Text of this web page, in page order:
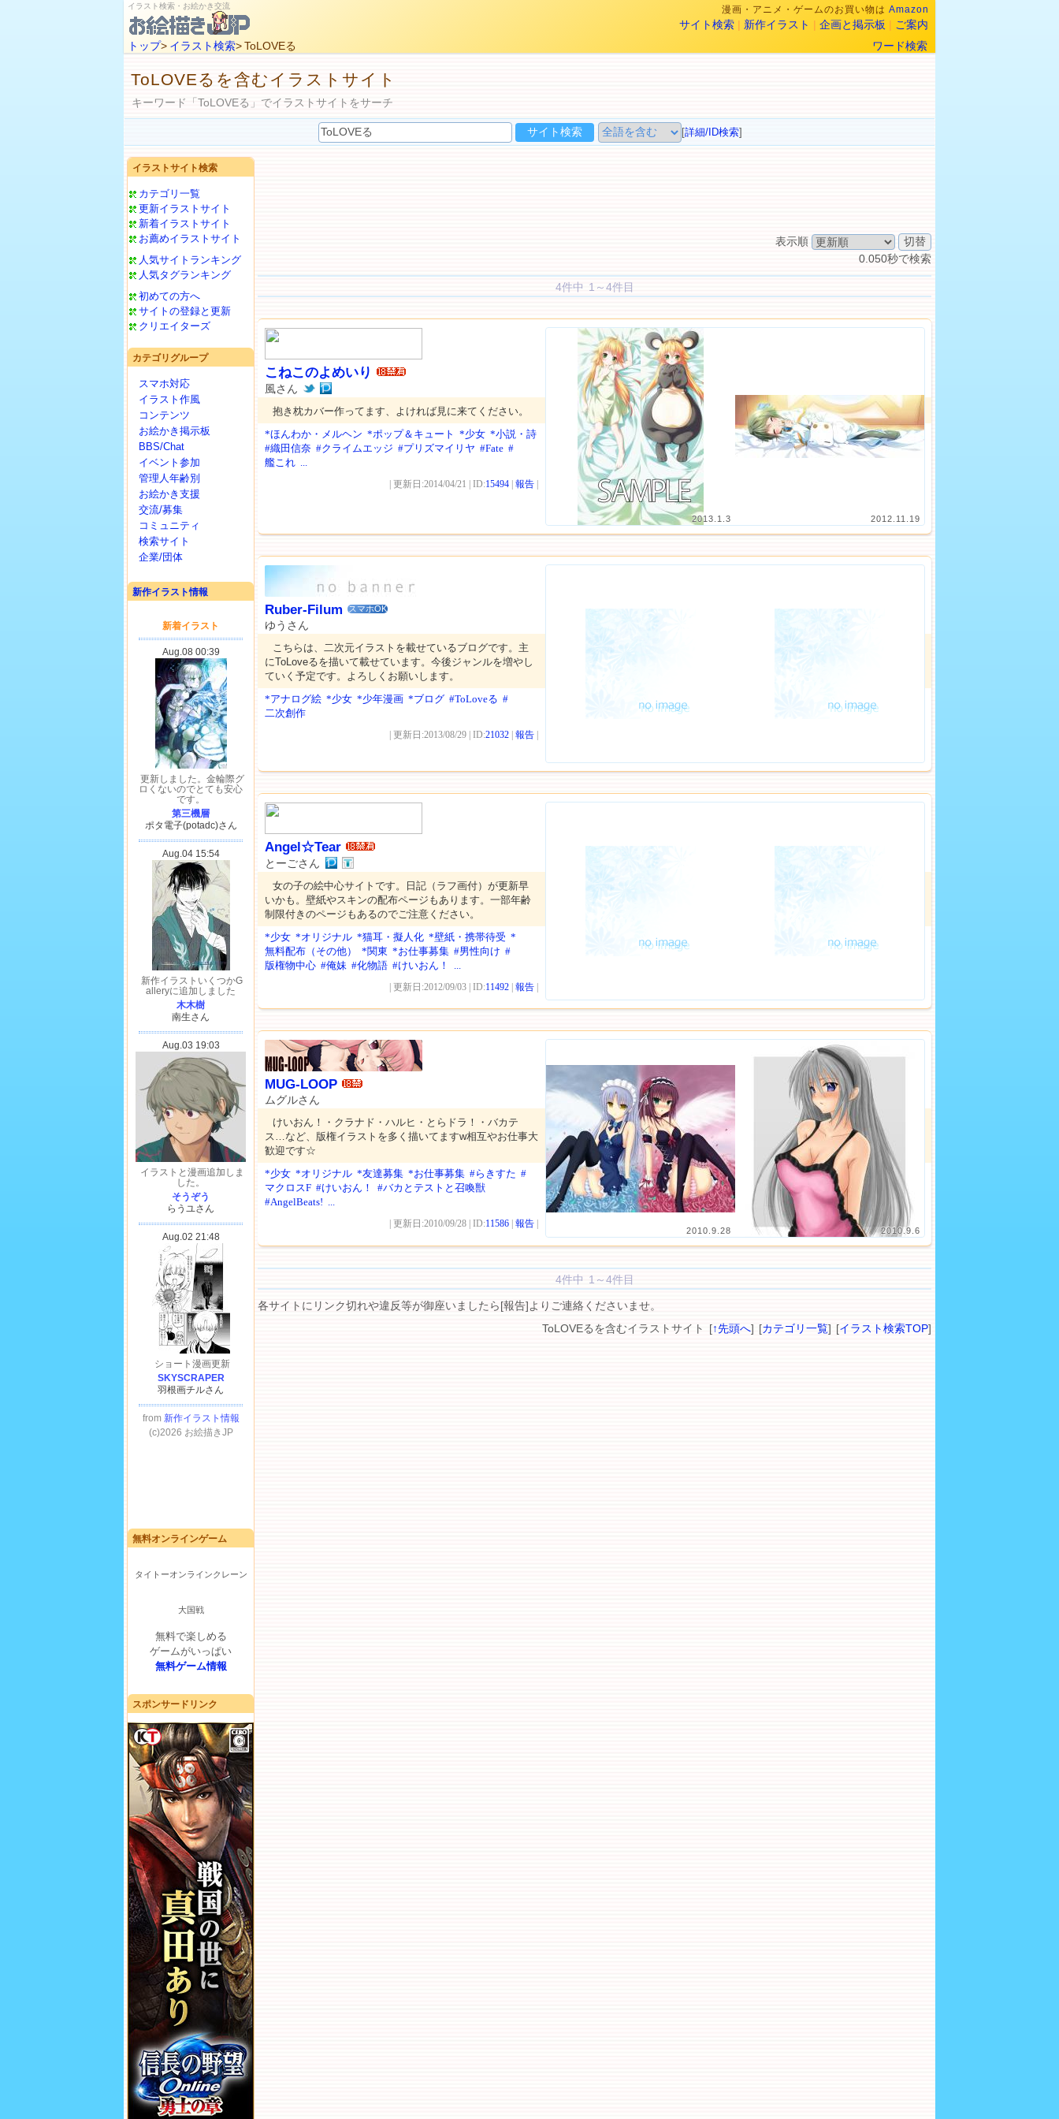
イラスト検索・お絵かき交流 漫画・アニメ・ゲームのお買い物は Amazon
サイト検索 | 新作イラスト | 企画と掲示板 | ご案内
トップ> イラスト検索> ToLOVEる ワード検索
ToLOVEるを含むイラストサイト
キーワード「ToLOVEる」でイラストサイトをサーチ
[詳細/ID検索]
イラストサイト検索
カテゴリ一覧
更新イラストサイト
新着イラストサイト
お薦めイラストサイト
人気サイトランキング
人気タグランキング
初めての方へ
サイトの登録と更新
クリエイターズ
カテゴリグループ
スマホ対応
イラスト作風
コンテンツ
お絵かき掲示板
BBS/Chat
イベント参加
管理人年齢別
お絵かき支援
交流/募集
コミュニティ
検索サイト
企業/団体
新作イラスト情報
無料オンラインゲーム
タイトーオンラインクレーン
大国戦
無料で楽しめる
ゲームがいっぱい
無料ゲーム情報
スポンサードリンク
表示順
0.050秒で検索
4件中 1～4件目
2013.1.3 2012.11.19
こねこのよめいり
風さん
抱き枕カバー作ってます、よければ見に来てください。
*ほんわか・メルヘン *ポップ＆キュート *少女 *小説・詩
#織田信奈 #クライムエッジ #プリズマイリヤ #Fate #
艦これ ...
| 更新日:2014/04/21 | ID:15494 報告
Ruber-Filum スマホOK
ゆうさん
こちらは、二次元イラストを載せているブログです。主
にToLoveるを描いて載せています。今後ジャンルを増やし
ていく予定です。よろしくお願いします。
*アナログ絵 *少女 *少年漫画 *ブログ #ToLoveる #
二次創作
| 更新日:2013/08/29 | ID:21032 報告
Angel☆Tear
とーごさん
女の子の絵中心サイトです。日記（ラフ画付）が更新早
いかも。壁紙やスキンの配布ページもあります。一部年齢
制限付きのページもあるのでご注意ください。
*少女 *オリジナル *猫耳・擬人化 *壁紙・携帯待受 *
無料配布（その他）
*関東 *お仕事募集 #男性向け #
版権物中心 #俺妹 #化物語 #けいおん！ ...
| 更新日:2012/09/03 | ID:11492 報告
2010.9.28 2010.9.6
MUG-LOOP
ムグルさん
けいおん！・クラナド・ハルヒ・とらドラ！・バカテ
ス…など、版権イラストを多く描いてますw相互やお仕事大
歓迎です☆
*少女 *オリジナル *友達募集 *お仕事募集 #らきすた #
マクロスF #けいおん！
#バカとテストと召喚獣
#AngelBeats! ...
| 更新日:2010/09/28 | ID:11586 報告
4件中 1～4件目
各サイトにリンク切れや違反等が御座いましたら[報告]よりご連絡くださいませ。
ToLOVEるを含むイラストサイト [↑先頭へ] [カテゴリ一覧] [イラスト検索TOP]